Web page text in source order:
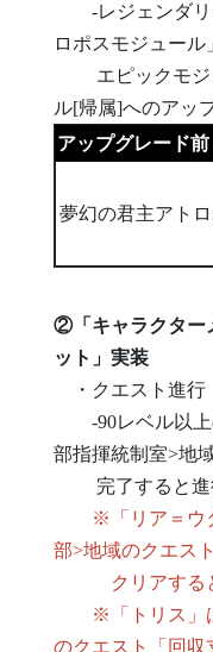
-レジェンダリ
ロポスモジュール
エピックモジ
ル[帰属]へのアッ
アップグレード前
夢幻の君主アト
②「キャラクター
ット」実装
・クエスト進行
-90レベル以上
部指揮統制室>地
完了すると進
※「リア＝ウ
部>地域のクエス
クリアすると
※「トリス」は
のクエスト「回収